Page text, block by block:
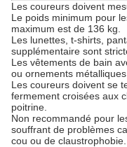
Les coureurs doivent
Le poids minimum pour
maximum est de 136 kg.
Les lunettes, t-shirts,
supplémentaire sont
Les vêtements de bain
ou ornements
Les coureurs doivent se
fermement croisées aux
poitrine.
Non recommandé pour
souffrant de problèmes
cou ou de claustrophobie.